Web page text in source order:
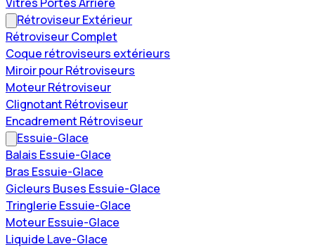
Rétroviseur Extérieur
Rétroviseur Complet
Coque rétroviseurs extérieurs
Miroir pour Rétroviseurs
Moteur Rétroviseur
Clignotant Rétroviseur
Encadrement Rétroviseur
Essuie-Glace
Balais Essuie-Glace
Bras Essuie-Glace
Gicleurs Buses Essuie-Glace
Tringlerie Essuie-Glace
Moteur Essuie-Glace
Liquide Lave-Glace